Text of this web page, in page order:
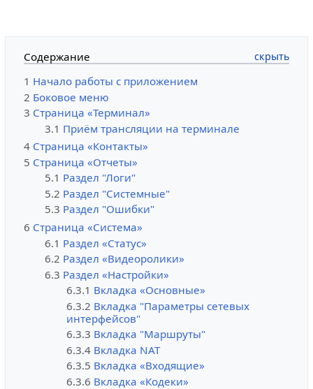
Содержание
1 Начало работы с приложением
2 Боковое меню
3 Страница «Терминал»
3.1 Приём трансляции на терминале
4 Страница «Контакты»
5 Страница «Отчеты»
5.1 Раздел "Логи"
5.2 Раздел "Системные"
5.3 Раздел "Ошибки"
6 Страница «Система»
6.1 Раздел «Статус»
6.2 Раздел «Видеоролики»
6.3 Раздел «Настройки»
6.3.1 Вкладка «Основные»
6.3.2 Вкладка "Параметры сетевых
интерфейсов"
6.3.3 Вкладка "Маршруты"
6.3.4 Вкладка NAT
6.3.5 Вкладка «Входящие»
6.3.6 Вкладка «Кодеки»